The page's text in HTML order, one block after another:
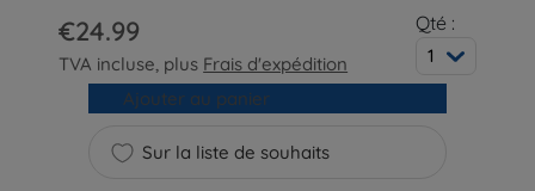
€24.99
TVA incluse, plus Frais d'expédition
Qté :
1
Sur la liste de souhaits
Ajouter au panier